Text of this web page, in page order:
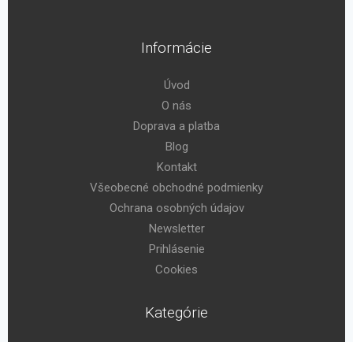
Informácie
Úvod
O nás
Doprava a platba
Blog
Kontakt
Všeobecné obchodné podmienky
Ochrana osobných údajov
Newsletter
Prihlásenie
Cookies
Kategórie